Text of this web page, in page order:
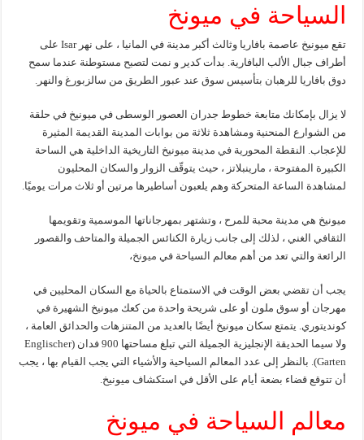
السياحة في ميونخ
تقع ميونيخ عاصمة بافاريا وثالث أكبر مدينة في المانيا ، على نهر Isar على
أطراف جبال الألب البافارية. بدأت كدير و نمت لتصبح مستوطنة عندما سمح
دوق بافاريا للرهبان بتأسيس سوق عند عبور الطريق من سالزبورغ والنهر.
لا يزال بإمكانك متابعة خطوط جدران العصور الوسطى في ميونيخ في حلقة
من الشوارع المنحنية ومشاهدة ثلاثة من بوابات المدينة القديمة المثيرة
للإعجاب. النقطة المحورية في مدينة ميونيخ التاريخية الداخلية هي الساحة
الكبيرة المفتوحة ، مارينبلاتز ، حيث يتوقّف الزوار والسكان المحليون
لمشاهدة الساعة المتحركة وهم يلعبون أساطيرها مرتين أو ثلاث مرات يوميًا.
ميونيخ هي مدينة محبة للمرح ، وتشتهر بمهرجاناتها الموسمية وتقويمها
الثقافي الغني ، لذلك إلى جانب زيارة الكنائس الجميلة والمتاحف والقصور
الرائعة والتي تعد من أهم معالم السياحة في ميونخ،
يجب أن تقضي بعض الوقت في الاستمتاع بالحياة مع السكان المحليين في
مهرجان أو سوق ملون أو على شريحة واحدة من كعك ميونيخ الشهيرة في
كونديتوري. يتمتع سكان ميونيخ أيضًا بالعديد من المتنزهات والحدائق العامة ،
ولا سيما الحديقة الإنجليزية الجميلة التي تبلغ مساحتها 900 فدان (Englischer
Garten). بالنظر إلى عدد المعالم السياحية والأشياء التي يجب القيام بها ، يجب
أن تتوقع قضاء بضعة أيام على الأقل في استكشاف ميونيخ.
معالم السياحة في ميونخ